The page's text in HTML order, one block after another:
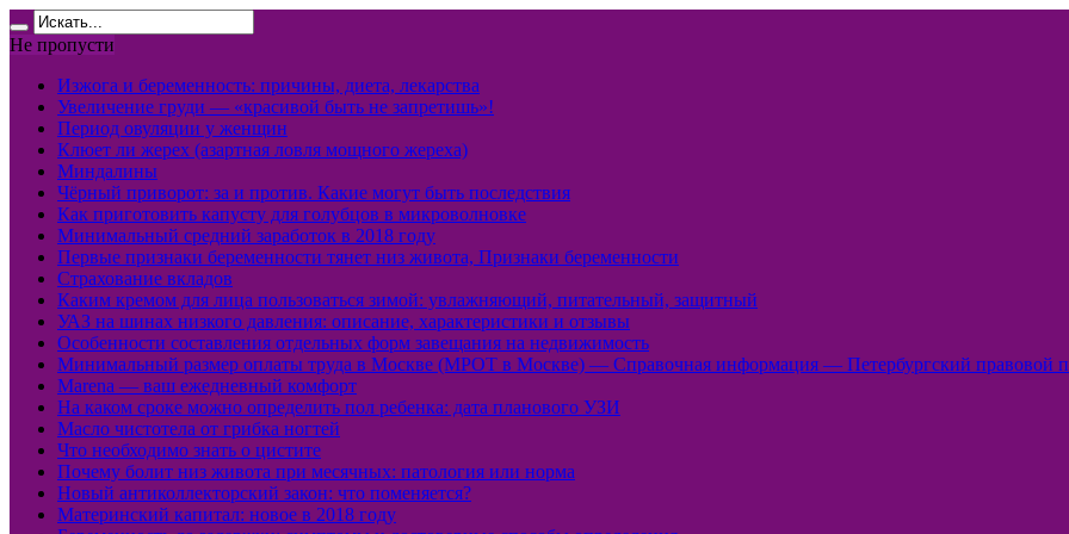
Не пропусти
Изжога и беременность: причины, диета, лекарства
Увеличение груди — «красивой быть не запретишь»!
Период овуляции у женщин
Клюет ли жерех (азартная ловля мощного жереха)
Миндалины
Чёрный приворот: за и против. Какие могут быть последствия
Как приготовить капусту для голубцов в микроволновке
Минимальный средний заработок в 2018 году
Первые признаки беременности тянет низ живота, Признаки беременности
Страхование вкладов
Каким кремом для лица пользоваться зимой: увлажняющий, питательный, защитный
УАЗ на шинах низкого давления: описание, характеристики и отзывы
Особенности составления отдельных форм завещания на недвижимость
Минимальный размер оплаты труда в Москве (МРОТ в Москве) — Справочная информация — Петербургский правовой
Marena — ваш ежедневный комфорт
На каком сроке можно определить пол ребенка: дата планового УЗИ
Масло чистотела от грибка ногтей
Что необходимо знать о цистите
Почему болит низ живота при месячных: патология или норма
Новый антиколлекторский закон: что поменяется?
Материнский капитал: новое в 2018 году